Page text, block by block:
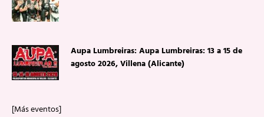
Aupa Lumbreiras: Aupa Lumbreiras: 13 a 15 de
agosto 2026, Villena (Alicante)
[Más eventos]